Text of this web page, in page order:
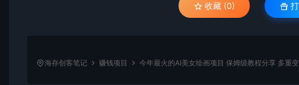
收藏 (0)
海存创客笔记 赚钱项目 今年最火的AI美女绘画项目 保姆级教程分享 多重